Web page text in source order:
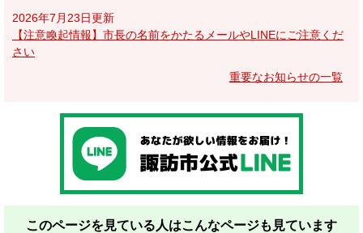
2026年7月23日更新
【注意喚起情報】市長の名前をかたるメールやLINEにご注意くだ
さい
重要なお知らせの一覧
このページを見ている人はこんなページも見ています